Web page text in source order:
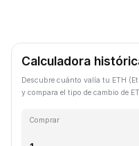
Calculadora
Descubre cuánto valía tu ETH
y compara el tipo de cambio de
Comprar